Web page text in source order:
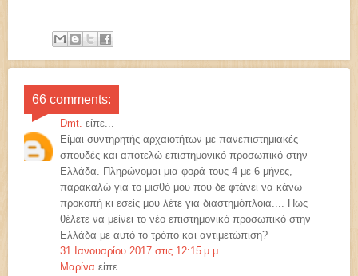
66 comments:
Dmt. είπε...
Είμαι συντηρητής αρχαιοτήτων με πανεπιστημιακές
σπουδές και αποτελώ επιστημονικό προσωπικό στην
Ελλάδα. Πληρώνομαι μια φορά τους 4 με 6 μήνες,
παρακαλώ για το μισθό μου που δε φτάνει να κάνω
προκοπή κι εσείς μου λέτε για διαστημόπλοια.... Πως
θέλετε να μείνει το νέο επιστημονικό προσωπικό στην
Ελλάδα με αυτό το τρόπο και αντιμετώπιση?
31 Ιανουαρίου 2017 στις 12:15 μ.μ.
Μαρίνα είπε...